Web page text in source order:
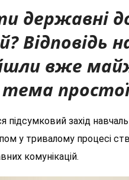
державні
Відповідь
вже
підсумковий захід
у тривалому процесі
комунікацій.